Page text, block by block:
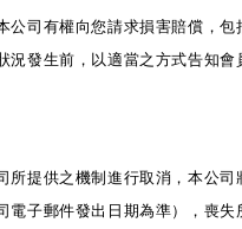
司有權向您請求損害賠償，包
發生前，以適當之方式告知會
提供之機制進行取消，本公司
子郵件發出日期為準），喪失